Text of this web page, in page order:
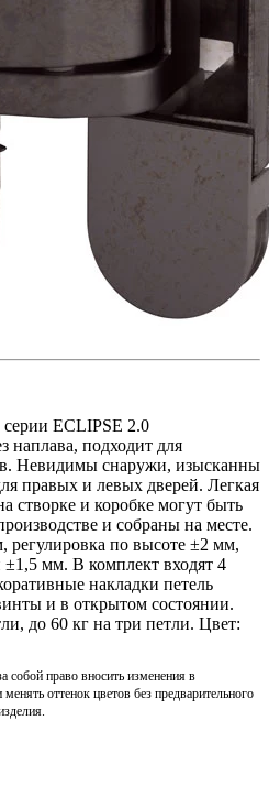
ECLIPSE 2.0
наплава, подходит для
Невидимы снаружи, изысканны
правых и левых дверей. Легкая
створке и коробке могут быть
и собраны на месте.
по высоте ±2 мм,
±1,5 мм. В комплект входят 4
накладки петель
и в открытом состоянии.
до 60 кг на три петли. Цвет:
собой право вносить изменения в
оттенок цветов без предварительного